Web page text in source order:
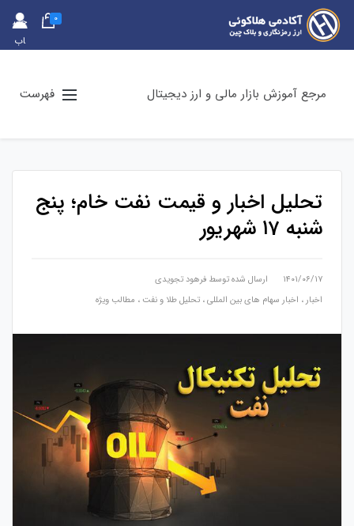
حس
اب
0
مرجع آموزش بازار مالی و ارز دیجیتال فهرست
تحلیل اخبار و قیمت نفت خام؛ پنج
شنبه ۱7 شهریور
۱۴۰۱/۰۶/۱۷ ارسال شده توسط فرهود تجویدی
اخبار ، اخبار سهام های بین المللی، تحلیل طلا و نفت ، مطالب ویژه